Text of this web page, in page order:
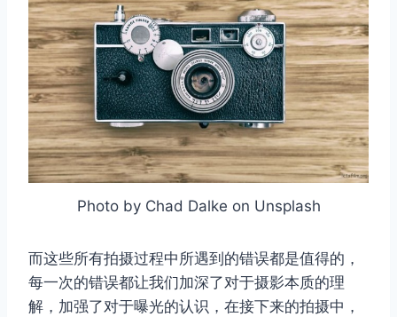
Photo by Chad Dalke on Unsplash
而这些所有拍摄过程中所遇到的错误都是值得的，
每一次的错误都让我们加深了对于摄影本质的理
解，加强了对于曝光的认识，在接下来的拍摄中，